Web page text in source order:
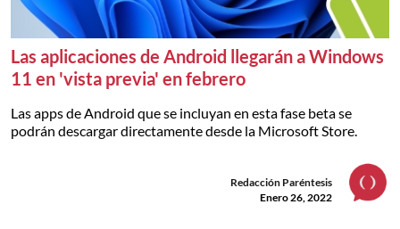
Las aplicaciones de Android llegarán a Windows
11 en 'vista previa' en febrero
Las apps de Android que se incluyan en esta fase beta se
podrán descargar directamente desde la Microsoft Store.
Redacción Paréntesis
Enero 26, 2022